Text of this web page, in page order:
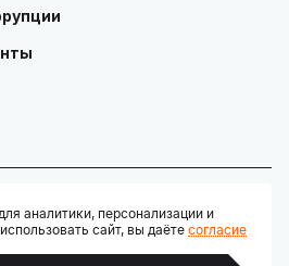
высоких технологий «ИТ-парк»"
аналитики, персонализации и
сайт, вы даёте согласие